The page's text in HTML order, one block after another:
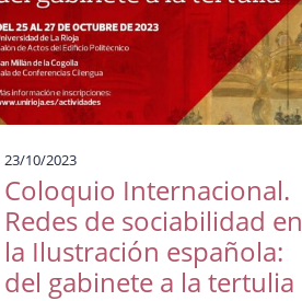
23/10/2023
Coloquio Internacional.
Redes de sociabilidad en
la Ilustración española:
del gabinete a la tertulia